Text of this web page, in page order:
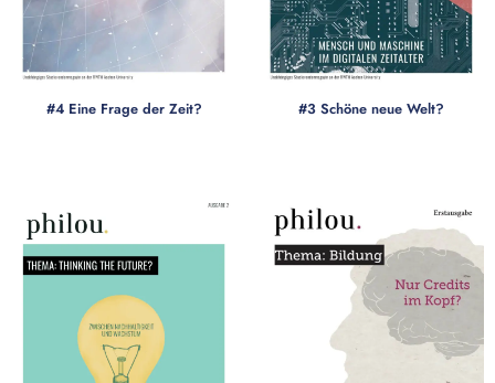
#4 Eine Frage der Zeit? #3 Schöne neue Welt?